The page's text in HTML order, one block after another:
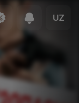
UZ